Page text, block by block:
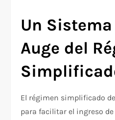
Un
Auge del
El régimen simplificado
para facilitar el ingreso